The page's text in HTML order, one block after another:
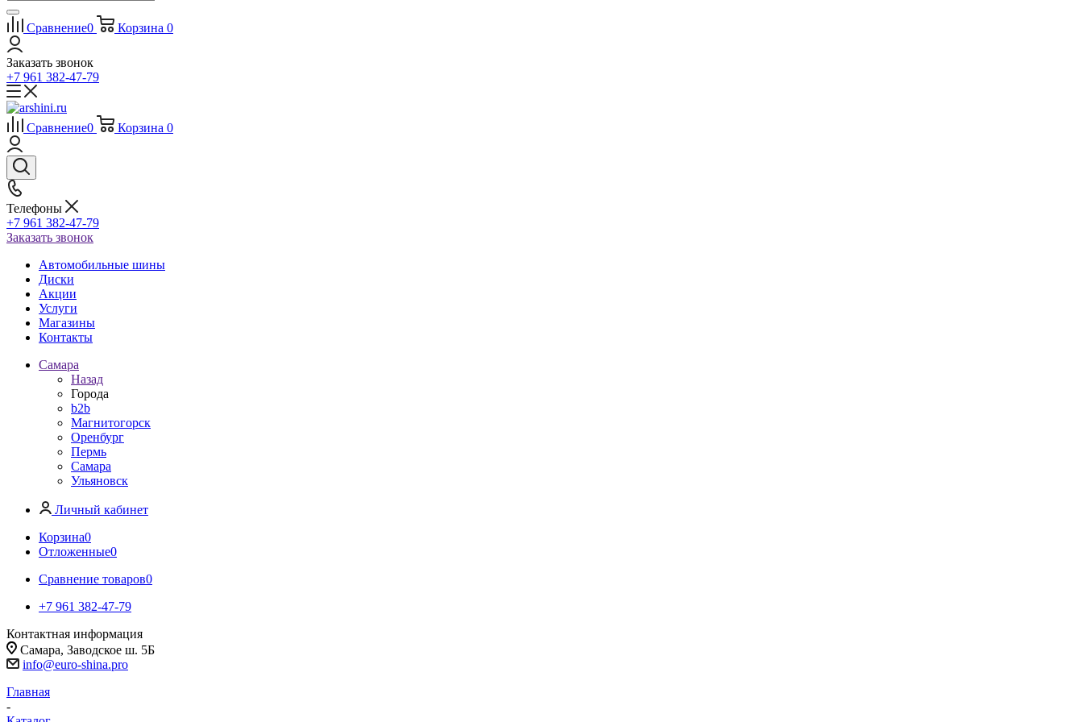
Сравнение0 Корзина 0
Заказать звонок
+7 961 382-47-79
Сравнение0 Корзина 0
Телефоны
+7 961 382-47-79
Заказать звонок
Автомобильные шины
Диски
Акции
Услуги
Магазины
Контакты
Самара
Назад
Города
b2b
Магнитогорск
Оренбург
Пермь
Самара
Ульяновск
Личный кабинет
Корзина0
Отложенные0
Сравнение товаров0
+7 961 382-47-79
Контактная информация
Самара, Заводское ш. 5Б
info@euro-shina.pro
Главная
-